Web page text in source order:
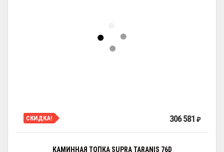
СКИДКА! 306 581 ₽
КАМИННАЯ ТОПКА SUPRA TARANIS 76D